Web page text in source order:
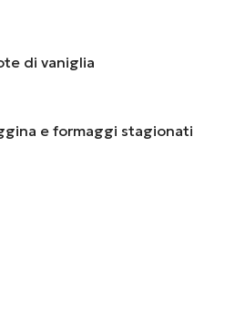
di vaniglia
e formaggi stagionati